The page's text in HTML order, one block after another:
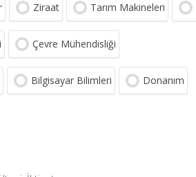
Ziraat Tarım Makineleri
Çevre Mühendisliği
Bilgisayar Bilimleri Donanım